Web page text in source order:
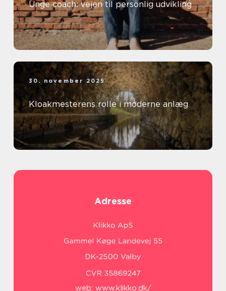
Unge coach: vejen til personlig udvikling
30. november 2025
Kloakmesterens rolle i moderne anlæg
Adresse
web: www.klikko.dk/